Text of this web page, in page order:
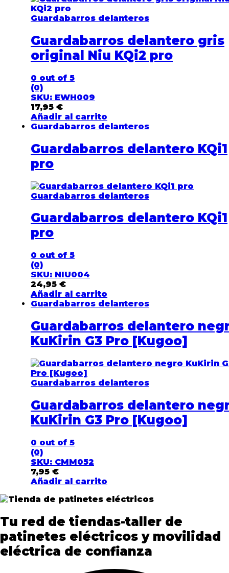
Guardabarros delanteros
Guardabarros delantero gris
original Niu KQi2 pro
0 out of 5
(0)
SKU: EWH009
17,95 €
Añadir al carrito
Guardabarros delanteros
Guardabarros delantero KQi1
pro
Guardabarros delanteros
Guardabarros delantero KQi1
pro
0 out of 5
(0)
SKU: NIU004
24,95 €
Añadir al carrito
Guardabarros delanteros
Guardabarros delantero
KuKirin G3 Pro [Kugoo]
Guardabarros delanteros
Guardabarros delantero
KuKirin G3 Pro [Kugoo]
0 out of 5
(0)
SKU: CMM052
7,95 €
Añadir al carrito
Tu red de tiendas-taller de
patinetes eléctricos y movilidad
eléctrica de confianza​